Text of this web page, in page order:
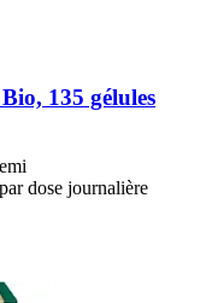
135 gélules
dose journalière